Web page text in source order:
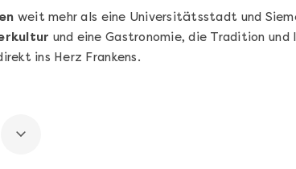
weit mehr als eine Universitätsstadt und
und eine Gastronomie, die Tradition und
ins Herz Frankens.